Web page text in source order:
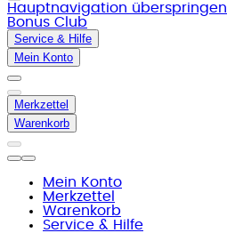
Hauptnavigation überspringen
Bonus Club
Service & Hilfe
Mein Konto
Merkzettel
Warenkorb
Mein Konto
Merkzettel
Warenkorb
Service & Hilfe